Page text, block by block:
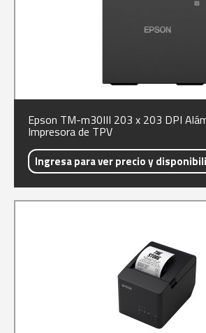
Epson TM-m30III 203 x 203 DPI
Impresora de TPV
Ingresa para ver precio y